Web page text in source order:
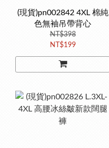
(現貨)pn002842 4XL 棉純
色無袖吊帶背心
NT$398
NT$199